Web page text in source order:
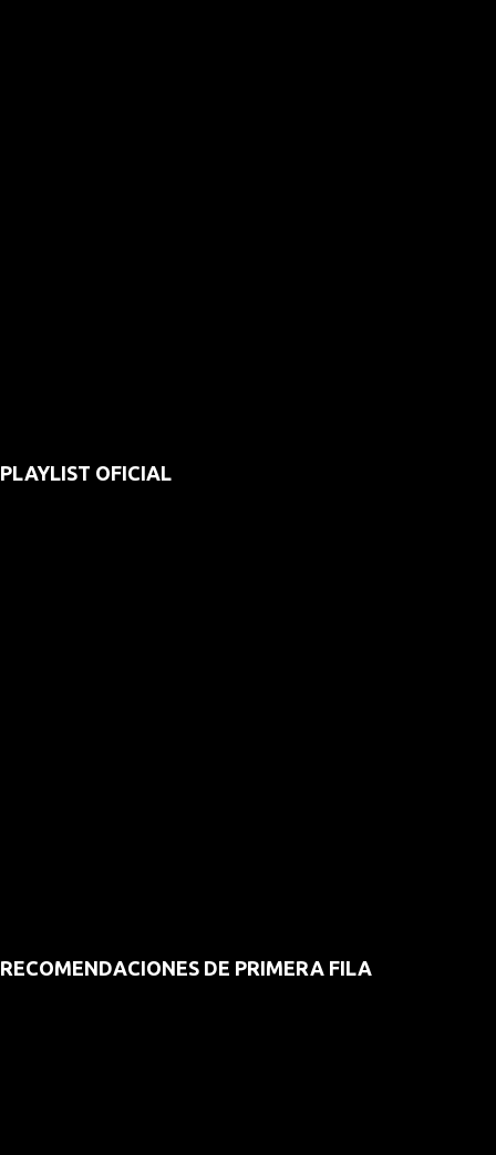
PLAYLIST OFICIAL
RECOMENDACIONES DE PRIMERA FILA